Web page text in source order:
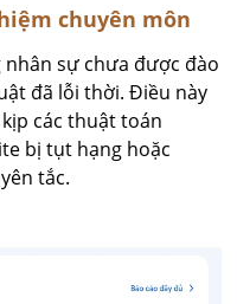
chuyên môn
sự chưa được đào
đã lỗi thời. Điều này
các thuật toán
bị tụt hạng hoặc
tắc.